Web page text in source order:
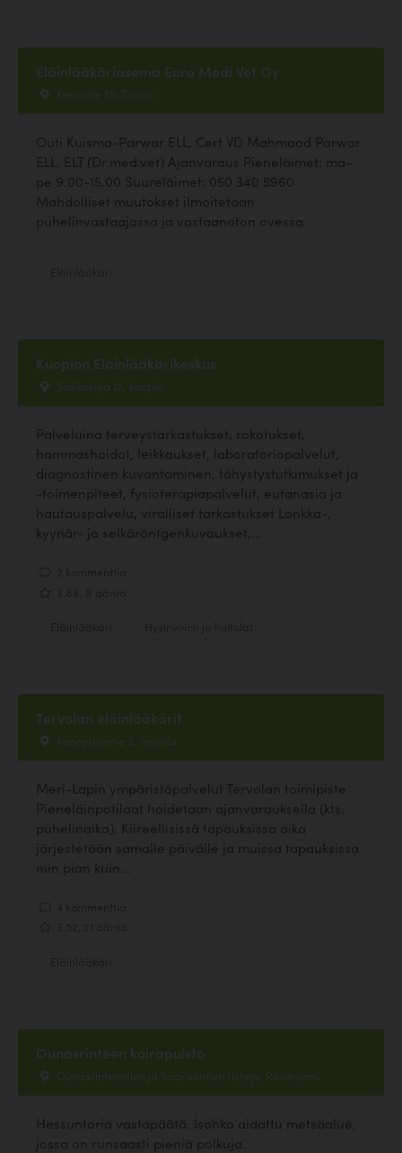
Eläinlääkäriasema Euro Medi Vet Oy
Kemintie 25, Tornio
Outi Kuisma-Parwar ELL, Cert VD Mahmood Parwar
ELL, ELT (Dr.med.vet) Ajanvaraus Pieneläimet: ma–
pe 9.00-15.00 Suureläimet: 050 340 5960
Mahdolliset muutokset ilmoitetaan
puhelinvastaajassa ja vastaanoton ovessa
Kuopion Eläinlääkärikeskus
Soikkokuja 12, Kuopio
Palveluina terveystarkastukset, rokotukset,
hammashoidot, leikkaukset, laboratoriopalvelut,
diagnostinen kuvantaminen, tähystystutkimukset ja
-toimenpiteet, fysioterapiapalvelut, eutanasia ja
hautauspalvelu, viralliset tarkastukset Lonkka-,
kyynär- ja selkäröntgenkuvaukset,...
Tervolan eläinlääkärit
Konepajantie 2, Tervola
Meri-Lapin ympäristöpalvelut Tervolan toimipiste
Pieneläinpotilaat hoidetaan ajanvarauksella (kts.
puhelinaika). Kiireellisissä tapauksissa aika
järjestetään samalle päivälle ja muissa tapauksissa
niin pian kuin...
Ounasrinteen koirapuisto
Ounasrinteentien ja Saaruantien risteys, Rovaniemi
Hessuntoria vastapäätä. Isohko aidattu metsäalue,
jossa on runsaasti pieniä polkuja.